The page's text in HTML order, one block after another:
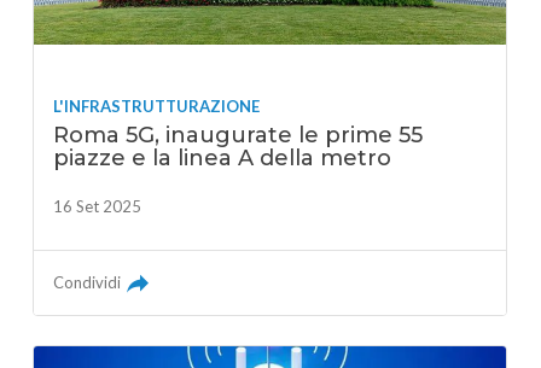
L'INFRASTRUTTURAZIONE
Roma 5G, inaugurate le prime 55
piazze e la linea A della metro
16 Set 2025
Condividi